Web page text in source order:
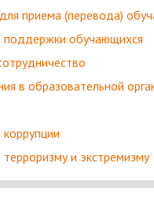
приема (перевода)
поддержки обучающихся
в образовательной
и экстремизму